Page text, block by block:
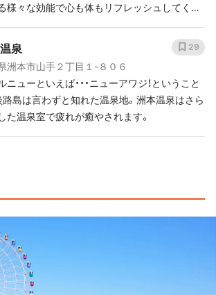
様々な効能で心も体もリフレッシュしてくだ
泉
洲本市山手２丁目１-８０６
ニューといえば・・・ニューアワジ！ということ
路島は言わずと知れた温泉地。洲本温泉はさら
た温泉室で疲れが癒やされます。
29